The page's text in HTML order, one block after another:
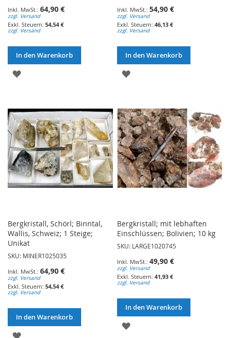
64,90 €
zzgl. Versand
54,54 €
zzgl. Versand
In den Warenkorb
ZUR
HINZUFÜGEN
54,90 €
zzgl. Versand
46,13 €
zzgl. Versand
In den Warenkorb
ZUR
HINZUFÜGEN
Bergkristall, Schörl; Binntal,
Wallis, Schweiz; 1 Steige;
Unikat
SKU: MINER1025035
64,90 €
zzgl. Versand
54,54 €
zzgl. Versand
In den Warenkorb
ZUR
Bergkristall; mit lebhaften
Einschlüssen; Bolivien; 10 kg
SKU: LARGE1020745
49,90 €
zzgl. Versand
41,93 €
zzgl. Versand
In den Warenkorb
ZUR